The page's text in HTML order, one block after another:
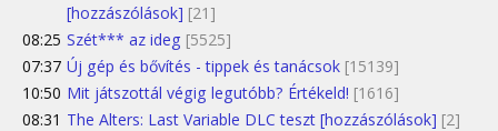
[hozzászólások] [21]
08:25 Szét*** az ideg [5525]
07:37 Új gép és bővítés - tippek és tanácsok [15139]
10:50 Mit játszottál végig legutóbb? Értékeld! [1616]
08:31 The Alters: Last Variable DLC teszt [hozzászólások] [2]